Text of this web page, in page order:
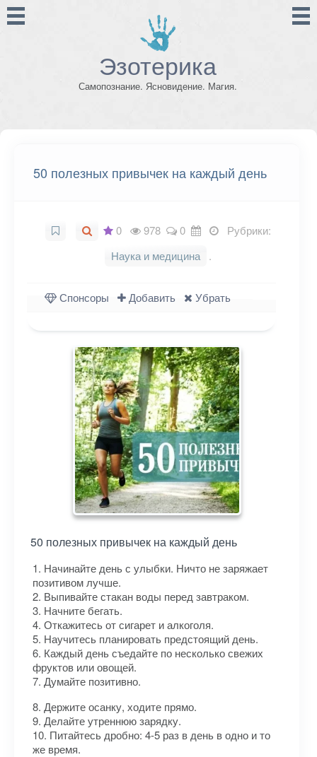
Эзотерика
Самопознание. Ясновидение. Магия.
50 полезных привычек на каждый день
0 978 0
Рубрики:
Наука и медицина
.
Спонсоры Добавить Убрать
50 полезных привычек на каждый день
1. Начинайте день с улыбки. Ничто не заряжает
позитивом лучше.
2. Выпивайте стакан воды перед завтраком.
3. Начните бегать.
4. Откажитесь от сигарет и алкоголя.
5. Научитесь планировать предстоящий день.
6. Каждый день съедайте по несколько свежих
фруктов или овощей.
7. Думайте позитивно.
8. Держите осанку, ходите прямо.
9. Делайте утреннюю зарядку.
10. Питайтесь дробно: 4-5 раз в день в одно и то
же время.